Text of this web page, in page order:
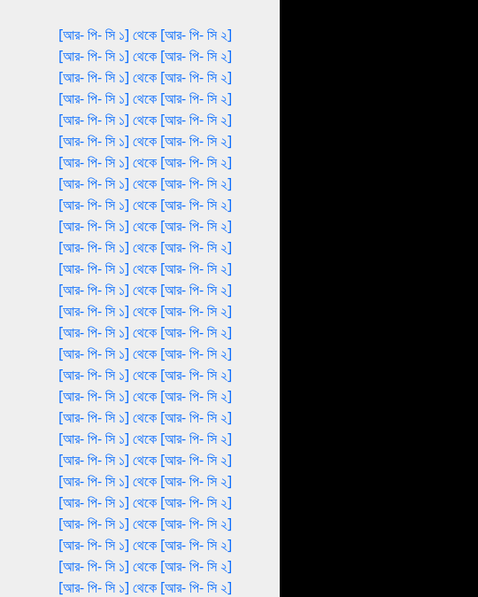
[আর- পি- সি ১] থেকে [আর- পি- সি ২]
[আর- পি- সি ১] থেকে [আর- পি- সি ২]
[আর- পি- সি ১] থেকে [আর- পি- সি ২]
[আর- পি- সি ১] থেকে [আর- পি- সি ২]
[আর- পি- সি ১] থেকে [আর- পি- সি ২]
[আর- পি- সি ১] থেকে [আর- পি- সি ২]
[আর- পি- সি ১] থেকে [আর- পি- সি ২]
[আর- পি- সি ১] থেকে [আর- পি- সি ২]
[আর- পি- সি ১] থেকে [আর- পি- সি ২]
[আর- পি- সি ১] থেকে [আর- পি- সি ২]
[আর- পি- সি ১] থেকে [আর- পি- সি ২]
[আর- পি- সি ১] থেকে [আর- পি- সি ২]
[আর- পি- সি ১] থেকে [আর- পি- সি ২]
[আর- পি- সি ১] থেকে [আর- পি- সি ২]
[আর- পি- সি ১] থেকে [আর- পি- সি ২]
[আর- পি- সি ১] থেকে [আর- পি- সি ২]
[আর- পি- সি ১] থেকে [আর- পি- সি ২]
[আর- পি- সি ১] থেকে [আর- পি- সি ২]
[আর- পি- সি ১] থেকে [আর- পি- সি ২]
[আর- পি- সি ১] থেকে [আর- পি- সি ২]
[আর- পি- সি ১] থেকে [আর- পি- সি ২]
[আর- পি- সি ১] থেকে [আর- পি- সি ২]
[আর- পি- সি ১] থেকে [আর- পি- সি ২]
[আর- পি- সি ১] থেকে [আর- পি- সি ২]
[আর- পি- সি ১] থেকে [আর- পি- সি ২]
[আর- পি- সি ১] থেকে [আর- পি- সি ২]
[আর- পি- সি ১] থেকে [আর- পি- সি ২]